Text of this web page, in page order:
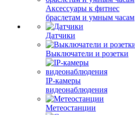
Аксессуары к фитнес
браслетам и умным часам
Датчики
Выключатели и розетки
IP-камеры
видеонаблюдения
Метеостанции